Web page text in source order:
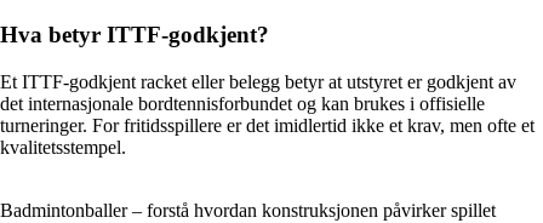
Hva betyr ITTF-godkjent?
Et ITTF-godkjent racket eller belegg betyr at utstyret er godkjent av
det internasjonale bordtennisforbundet og kan brukes i offisielle
turneringer. For fritidsspillere er det imidlertid ikke et krav, men ofte et
kvalitetsstempel.
Badmintonballer – forstå hvordan konstruksjonen påvirker spillet